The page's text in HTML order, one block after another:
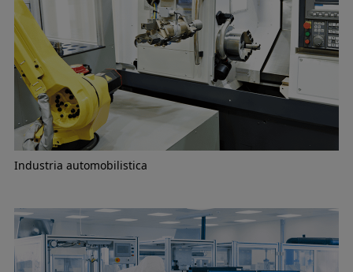
Industria automobilistica